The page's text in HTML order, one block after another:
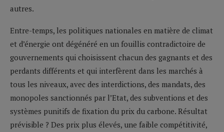
autres.
Entre-temps, les politiques nationales en matière de climat
et d’énergie ont dégénéré en un fouillis contradictoire de
gouvernements qui choisissent chacun des gagnants et des
perdants différents et qui interfèrent dans les marchés à
tous les niveaux, avec des interdictions, des mandats, des
monopoles sanctionnés par l’Etat, des subventions et des
systèmes punitifs de fixation du prix du carbone. Résultat
prévisible ? Des prix plus élevés, une faible compétitivité,